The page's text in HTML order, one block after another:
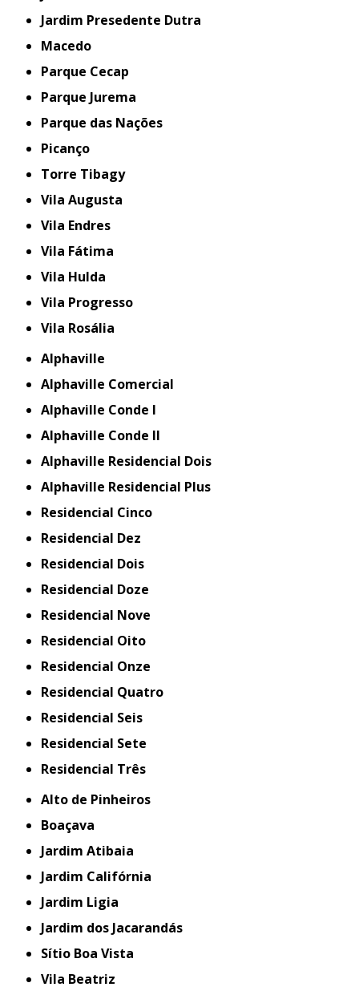
Jardim Presedente Dutra
Macedo
Parque Cecap
Parque Jurema
Parque das Nações
Picanço
Torre Tibagy
Vila Augusta
Vila Endres
Vila Fátima
Vila Hulda
Vila Progresso
Vila Rosália
Alphaville
Alphaville Comercial
Alphaville Conde I
Alphaville Conde II
Alphaville Residencial Dois
Alphaville Residencial Plus
Residencial Cinco
Residencial Dez
Residencial Dois
Residencial Doze
Residencial Nove
Residencial Oito
Residencial Onze
Residencial Quatro
Residencial Seis
Residencial Sete
Residencial Três
Alto de Pinheiros
Boaçava
Jardim Atibaia
Jardim Califórnia
Jardim Ligia
Jardim dos Jacarandás
Sítio Boa Vista
Vila Beatriz